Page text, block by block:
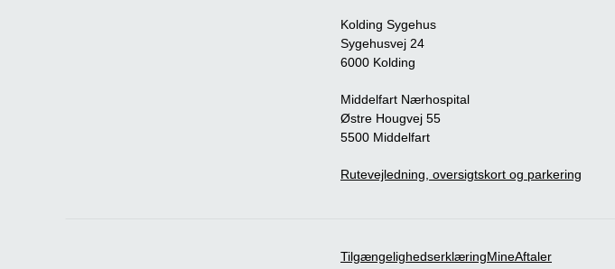
Kolding Sygehus
Sygehusvej 24
6000 Kolding
Middelfart Nærhospital
Østre Hougvej 55
5500 Middelfart
Rutevejledning, oversigtskort og parkering
TilgængelighedserklæringMineAftaler